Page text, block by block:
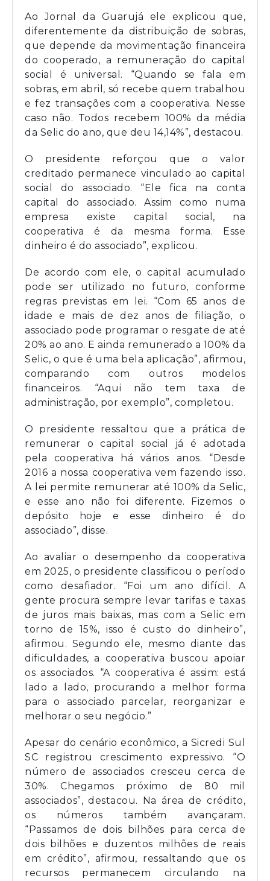
Ao Jornal da Guarujá ele explicou que,
diferentemente da distribuição de sobras,
que depende da movimentação financeira
do cooperado, a remuneração do capital
social é universal. “Quando se fala em
sobras, em abril, só recebe quem trabalhou
e fez transações com a cooperativa. Nesse
caso não. Todos recebem 100% da média
da Selic do ano, que deu 14,14%”, destacou.
O presidente reforçou que o valor
creditado permanece vinculado ao capital
social do associado. “Ele fica na conta
capital do associado. Assim como numa
empresa existe capital social, na
cooperativa é da mesma forma. Esse
dinheiro é do associado”, explicou.
De acordo com ele, o capital acumulado
pode ser utilizado no futuro, conforme
regras previstas em lei. “Com 65 anos de
idade e mais de dez anos de filiação, o
associado pode programar o resgate de até
20% ao ano. E ainda remunerado a 100% da
Selic, o que é uma bela aplicação”, afirmou,
comparando com outros modelos
financeiros. “Aqui não tem taxa de
administração, por exemplo”, completou.
O presidente ressaltou que a prática de
remunerar o capital social já é adotada
pela cooperativa há vários anos. “Desde
2016 a nossa cooperativa vem fazendo isso.
A lei permite remunerar até 100% da Selic,
e esse ano não foi diferente. Fizemos o
depósito hoje e esse dinheiro é do
associado”, disse.
Ao avaliar o desempenho da cooperativa
em 2025, o presidente classificou o período
como desafiador. “Foi um ano difícil. A
gente procura sempre levar tarifas e taxas
de juros mais baixas, mas com a Selic em
torno de 15%, isso é custo do dinheiro”,
afirmou. Segundo ele, mesmo diante das
dificuldades, a cooperativa buscou apoiar
os associados. “A cooperativa é assim: está
lado a lado, procurando a melhor forma
para o associado parcelar, reorganizar e
melhorar o seu negócio.”
Apesar do cenário econômico, a Sicredi Sul
SC registrou crescimento expressivo. “O
número de associados cresceu cerca de
30%. Chegamos próximo de 80 mil
associados”, destacou. Na área de crédito,
os números também avançaram.
“Passamos de dois bilhões para cerca de
dois bilhões e duzentos milhões de reais
em crédito”, afirmou, ressaltando que os
recursos permanecem circulando na